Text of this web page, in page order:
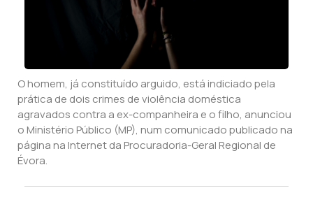
O homem, já constituído arguido, está indiciado pela
prática de dois crimes de violência doméstica
agravados contra a ex-companheira e o filho, anunciou
o Ministério Público (MP), num comunicado publicado na
página na Internet da Procuradoria-Geral Regional de
Évora.